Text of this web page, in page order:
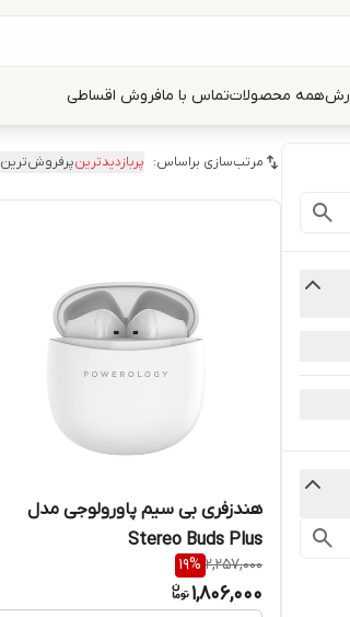
همه محصولاتتماس با مافروش اقساطی
مرتب‌سازی براساس: پربازدیدترینپرفروش‌ترین
هندزفری بی سیم پاورولوجی مدل
Stereo Buds Plus
2,257,000
19%
1,806,000